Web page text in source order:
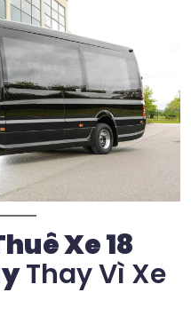
Xe 18
Thay Vì Xe